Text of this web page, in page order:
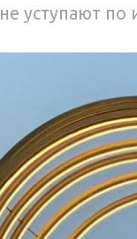
не уступают